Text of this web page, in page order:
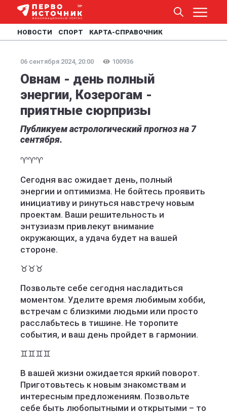
НОВОСТИ СПОРТ КАРТА-СПРАВОЧНИК
06 сентября 2024, 20:00 100936
Овнам - день полный
энергии, Козерогам -
приятные сюрпризы
Публикуем астрологический прогноз на 7
сентября.
♈️♈️♈️
Сегодня вас ожидает день, полный
энергии и оптимизма. Не бойтесь проявить
инициативу и ринуться навстречу новым
проектам. Ваши решительность и
энтузиазм привлекут внимание
окружающих, а удача будет на вашей
стороне.
♉️♉️♉️
Позвольте себе сегодня насладиться
моментом. Уделите время любимым хобби,
встречам с близкими людьми или просто
расслабьтесь в тишине. Не торопите
события, и ваш день пройдет в гармонии.
♊️♊️♊️♊️
В вашей жизни ожидается яркий поворот.
Приготовьтесь к новым знакомствам и
интересным предложениям. Позвольте
себе быть любопытными и открытыми – то